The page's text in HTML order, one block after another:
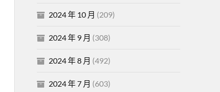
2024 年 10 月 (209)
2024 年 9 月 (308)
2024 年 8 月 (492)
2024 年 7 月 (603)